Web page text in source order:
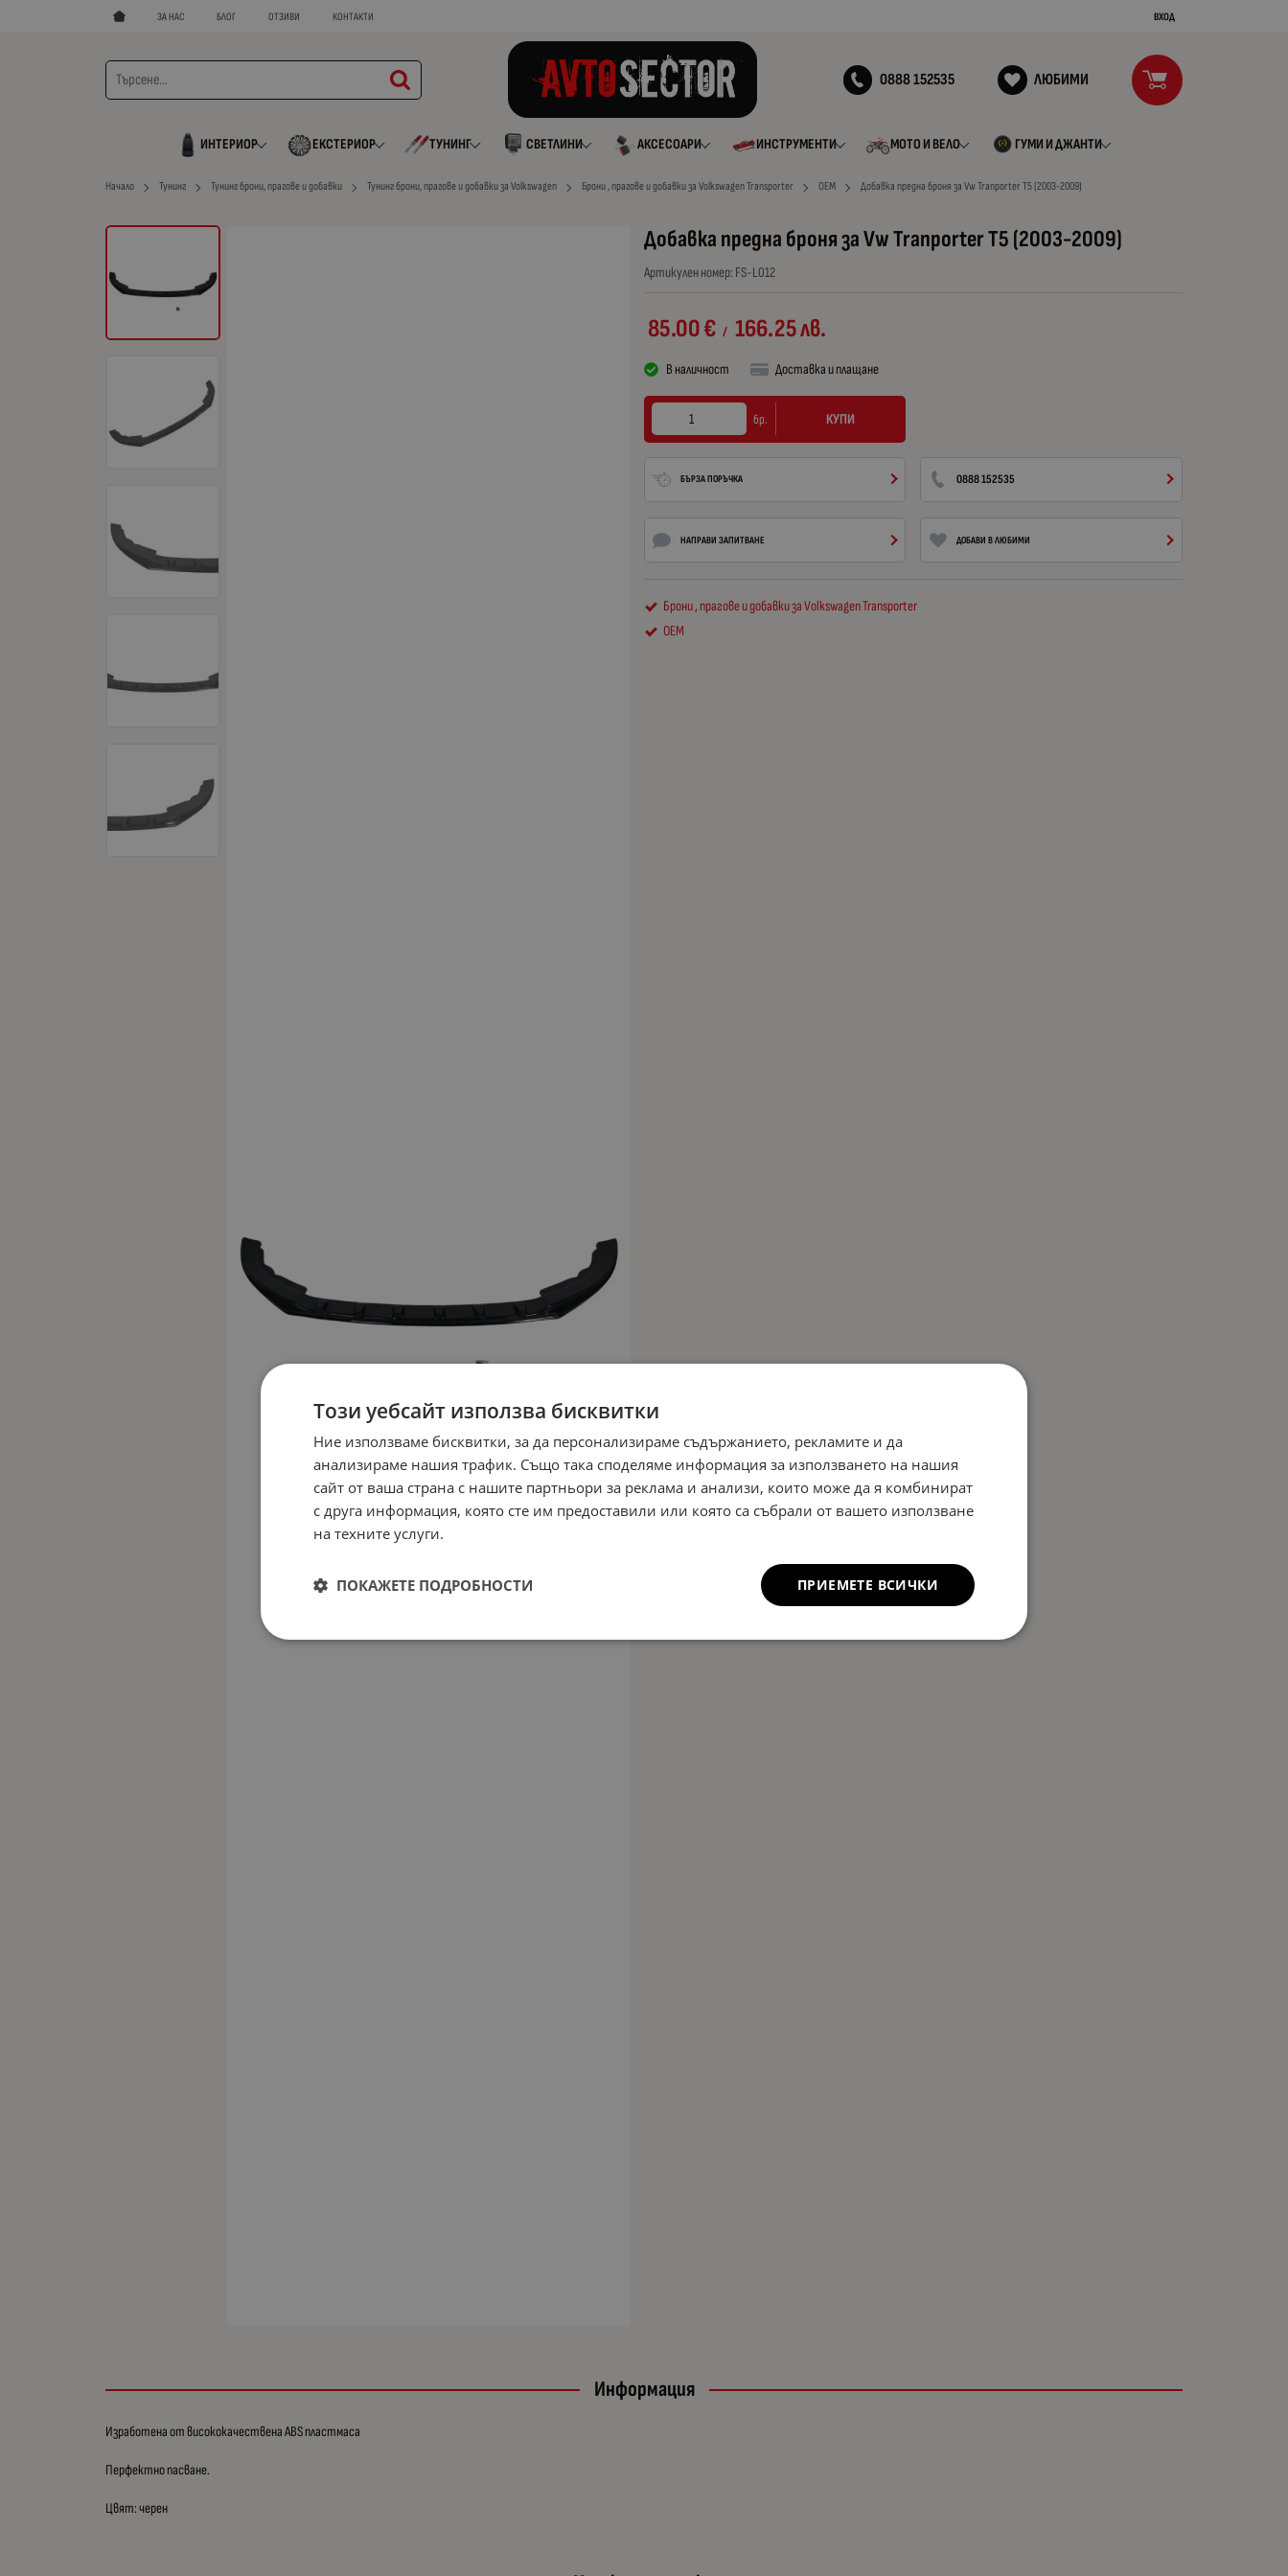
ЗА НАС БЛОГ ОТЗИВИ КОНТАКТИ ВХОД
0888 152535 ЛЮБИМИ
ИНТЕРИОР ЕКСТЕРИОР ТУНИНГ СВЕТЛИНИ АКСЕСОАРИ ИНСТРУМЕНТИ МОТО И ВЕЛО ГУМИ И ДЖАНТИ
Начало Тунинг Тунинг брони, прагове и добавки Тунинг брони, прагове и добавки за Volkswagen Брони , прагове и добавки за Volkswagen Transporter OEM Добавка предна броня за Vw Tranporter T5 (2003-2009)
Добавка предна броня за Vw Tranporter T5 (2003-2009)
Артикулен номер: FS-L012
85.00€ / 166.25лв.
В наличност Доставка и плащане
бр. КУПИ
БЪРЗА ПОРЪЧКА 0888 152535
НАПРАВИ ЗАПИТВАНЕ ДОБАВИ В ЛЮБИМИ
Брони , прагове и добавки за Volkswagen Transporter
OEM
Информация
Изработена от висококачествена ABS пластмаса
Перфектно пасване.
Цвят: черен
Този уебсайт използва бисквитки
Ние използваме бисквитки, за да персонализираме съдържанието, рекламите и да
анализираме нашия трафик. Също така споделяме информация за използването на нашия
сайт от ваша страна с нашите партньори за реклама и анализи, които може да я комбинират
с друга информация, която сте им предоставили или която са събрали от вашето използване
на техните услуги.
ПРИЕМЕТЕ ВСИЧКИ
ПОКАЖЕТЕ ПОДРОБНОСТИ